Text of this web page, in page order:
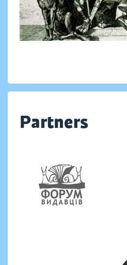
Partners